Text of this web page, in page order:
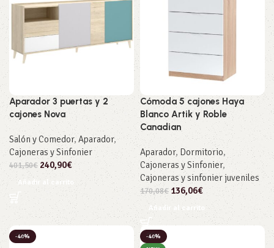
Aparador 3 puertas y 2
cajones Nova
Salón y Comedor,Aparador,
Cajoneras y Sinfonier
401,50€ 240,90€
Añadir al carrito
Cómoda 5 cajones Haya
Blanco Artik y Roble
Canadian
Aparador, Dormitorio,
Cajoneras y Sinfonier,
Cajoneras y sinfonier juveniles
170,08€ 136,06€
Añadir al carrito
-40%
-40%